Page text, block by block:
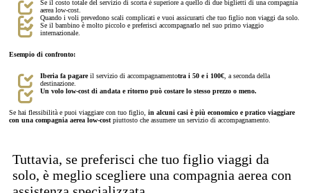
Se il costo totale del servizio di scorta è superiore a quello di due biglietti di una compagnia
aerea low-cost.
Quando i voli prevedono scali complicati e vuoi assicurarti che tuo figlio non viaggi da solo.
Se il bambino è molto piccolo e preferisci accompagnarlo nel suo primo viaggio
internazionale.
Esempio di confronto:
Iberia fa pagareil servizio di accompagnamentotra i 50 e i 100€, a seconda della
destinazione.
Un volo low-cost di andata e ritorno può costare lo stesso prezzo o meno.
Se hai flessibilità e puoi viaggiare con tuo figlio, in alcuni casi è più economico e pratico viaggiare
con una compagnia aerea low-costpiuttosto che assumere un servizio di accompagnamento.
Tuttavia, se preferisci che tuo figlio viaggi da
solo, è meglio scegliere una compagnia aerea con